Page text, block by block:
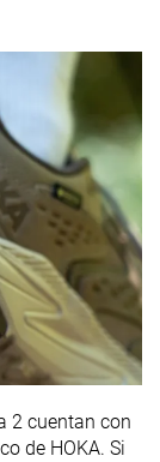
2 cuentan con
de HOKA. Si